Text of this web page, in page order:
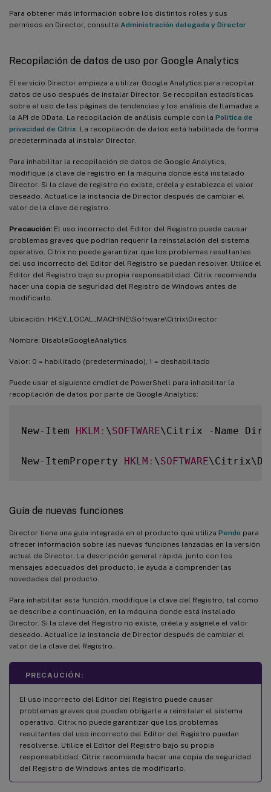
Para obtener más información sobre los distintos roles y sus
permisos en Director, consulte Administración delegada y Director
Recopilación de datos de uso por Google Analytics
El servicio Director empieza a utilizar Google Analytics para recopilar
datos de uso después de instalar Director. Se recopilan estadísticas
sobre el uso de las páginas de tendencias y los análisis de llamadas a
la API de OData. La recopilación de análisis cumple con la Política de
privacidad de Citrix . La recopilación de datos está habilitada de forma
predeterminada al instalar Director.
Para inhabilitar la recopilación de datos de Google Analytics,
modifique la clave de registro en la máquina donde está instalado
Director. Si la clave de registro no existe, créela y establezca el valor
deseado. Actualice la instancia de Director después de cambiar el
valor de la clave de registro.
Precaución: El uso incorrecto del Editor del Registro puede causar
problemas graves que podrían requerir la reinstalación del sistema
operativo. Citrix no puede garantizar que los problemas resultantes
del uso incorrecto del Editor del Registro se puedan resolver. Utilice el
Editor del Registro bajo su propia responsabilidad. Citrix recomienda
hacer una copia de seguridad del Registro de Windows antes de
modificarlo.
Ubicación: HKEY_LOCAL_MACHINE\Software\Citrix\Director
Nombre: DisableGoogleAnalytics
Valor: 0 = habilitado (predeterminado), 1 = deshabilitado
Puede usar el siguiente cmdlet de PowerShell para inhabilitar la
recopilación de datos por parte de Google Analytics:
New- Item HKLM : \SOFTWARE\Citrix - Name
New- ItemProperty HKLM : \SOFTWARE
Guía de nuevas funciones
Director tiene una guía integrada en el producto que utiliza Pendo para
ofrecer información sobre las nuevas funciones lanzadas en la versión
actual de Director. La descripción general rápida, junto con los
mensajes adecuados del producto, le ayuda a comprender las
novedades del producto.
Para inhabilitar esta función, modifique la clave del Registro, tal como
se describe a continuación, en la máquina donde está instalado
Director. Si la clave del Registro no existe, créela y asígnele el valor
deseado. Actualice la instancia de Director después de cambiar el
valor de la clave del Registro.
PRECAUCIÓN:
El uso incorrecto del Editor del Registro puede causar
problemas graves que pueden obligarle a reinstalar el sistema
operativo. Citrix no puede garantizar que los problemas
resultantes del uso incorrecto del Editor del Registro puedan
resolverse. Utilice el Editor del Registro bajo su propia
responsabilidad. Citrix recomienda hacer una copia de seguridad
del Registro de Windows antes de modificarlo.